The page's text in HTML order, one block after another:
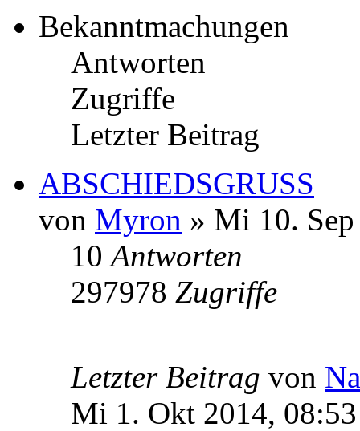
Bekanntmachungen
Antworten
Zugriffe
Letzter Beitrag
ABSCHIEDSGRUSS
von Myron » Mi 10.
10Antworten
297978 Zugriffe
Letzter Beitrag von
Mi 1. Okt 2014, 08:53